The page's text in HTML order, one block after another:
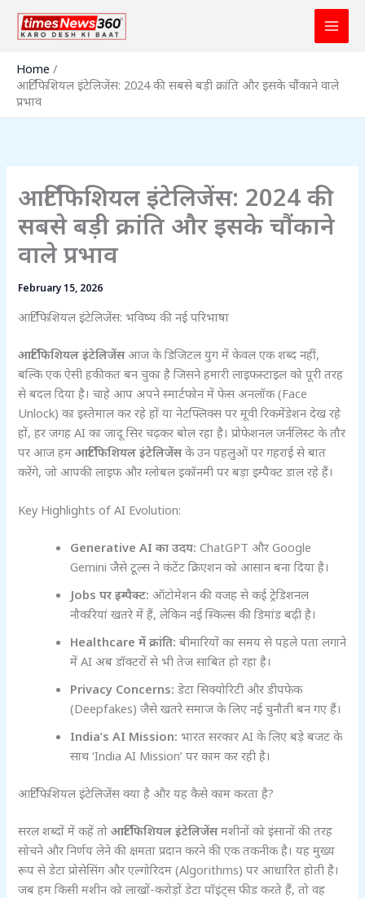
Skip
Home
आर्टिफिशियल इंटेलिजेंस: 2024 की सबसे बड़ी क्रांति और इसके चौंकाने वाले
प्रभाव
आर्टिफिशियल इंटेलिजेंस: 2024 की
सबसे बड़ी क्रांति और इसके चौंकाने
वाले प्रभाव
February 15, 2026
आर्टिफिशियल इंटेलिजेंस: भविष्य की नई परिभाषा
आर्टिफिशियल इंटेलिजेंसआज के डिजिटल युग में केवल एक शब्द नहीं,
बल्कि एक ऐसी हकीकत बन चुका है जिसने हमारी लाइफस्टाइल को पूरी तरह
से बदल दिया है। चाहे आप अपने स्मार्टफोन में फेस अनलॉक (Face
Unlock) का इस्तेमाल कर रहे हों या नेटफ्लिक्स पर मूवी रिकमेंडेशन देख रहे
हों, हर जगह AI का जादू सिर चढ़कर बोल रहा है। प्रोफेशनल जर्नलिस्ट के तौर
पर आज हमआर्टिफिशियल इंटेलिजेंसके उन पहलुओं पर गहराई से बात
करेंगे, जो आपकी लाइफ और ग्लोबल इकॉनमी पर बड़ा इम्पैक्ट डाल रहे हैं।
Key Highlights of AI Evolution:
Generative AI का उदय: ChatGPT और Google
Gemini जैसे टूल्स ने कंटेंट क्रिएशन को आसान बना दिया है।
Jobs पर इम्पैक्ट: ऑटोमेशन की वजह से कई ट्रेडिशनल
नौकरियां खतरे में हैं, लेकिन नई स्किल्स की डिमांड बढ़ी है।
Healthcare में क्रांति: बीमारियों का समय से पहले पता लगाने
में AI अब डॉक्टरों से भी तेज साबित हो रहा है।
Privacy Concerns: डेटा सिक्योरिटी और डीपफेक
(Deepfakes) जैसे खतरे समाज के लिए नई चुनौती बन गए हैं।
India’s AI Mission: भारत सरकार AI के लिए बड़े बजट के
साथ ‘India AI Mission’ पर काम कर रही है।
आर्टिफिशियल इंटेलिजेंस क्या है और यह कैसे काम करता है?
सरल शब्दों में कहें तोआर्टिफिशियल इंटेलिजेंसमशीनों को इंसानों की तरह
सोचने और निर्णय लेने की क्षमता प्रदान करने की एक तकनीक है। यह मुख्य
रूप से डेटा प्रोसेसिंग और एल्गोरिदम (Algorithms) पर आधारित होती है।
जब हम किसी मशीन को लाखों-करोड़ों डेटा पॉइंट्स फीड करते हैं, तो वह